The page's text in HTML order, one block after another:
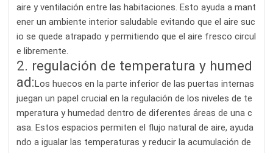
aire y ventilación entre las habitaciones. Esto ayuda a mant
ener un ambiente interior saludable evitando que el aire suc
io se quede atrapado y permitiendo que el aire fresco circul
e libremente.
2. regulación de temperatura y humed
ad: Los huecos en la parte inferior de las puertas internas
juegan un papel crucial en la regulación de los niveles de te
mperatura y humedad dentro de diferentes áreas de una c
asa. Estos espacios permiten el flujo natural de aire, ayuda
ndo a igualar las temperaturas y reducir la acumulación de